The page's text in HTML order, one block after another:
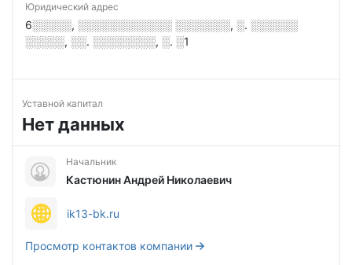
Юридический адрес
6░░░░░, ░░░░░░░░░░░░ ░░░░░░░, ░. ░░░░░░
░░░░░, ░░. ░░░░░░░░, ░. ░1
Уставной капитал
Нет данных
Начальник
Кастюнин Андрей Николаевич
ik13-bk.ru
Просмотр контактов компании